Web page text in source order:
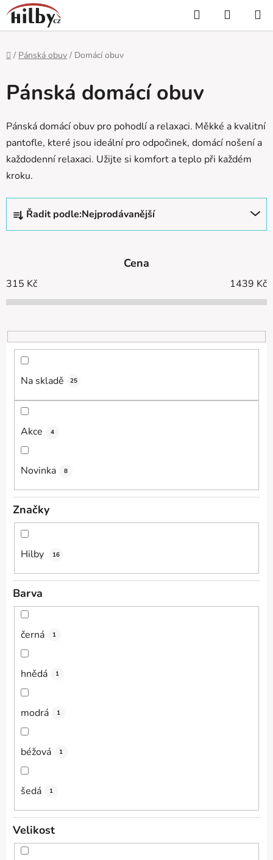
Přejít
na
obsah
Hledat
KOŠÍK
Domů
/ Pánská obuv / Domácí obuv
Pánská domácí obuv
Pánská domácí obuv pro pohodlí a relaxaci. Měkké a kvalitní
pantofle, které jsou ideální pro odpočinek, domácí nošení a
každodenní relaxaci. Užijte si komfort a teplo při každém
kroku.
Ř
z
í
p
o
d
Řadit podle:Nejprodávanější
Cena
315 Kč 1439 Kč
Na skladě 25
Akce 4
Novinka 8
Značky
Hilby 16
Barva
černá 1
hnědá 1
modrá 1
béžová 1
šedá 1
Velikost